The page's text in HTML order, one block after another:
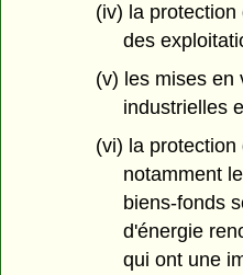
(iv) la
des
(v) les mises en
industrielles
(vi) la
notamment
biens-fonds
d'énergie
qui ont une